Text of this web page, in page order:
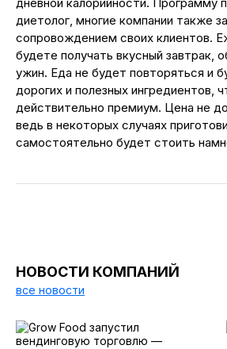
диетолог, многие компании также
сопровождением своих клиентов.
будете получать вкусный завтрак,
ужин. Еда не будет повторяться и
дорогих и полезных ингредиентов,
действительно премиум. Цена не
ведь в некоторых случаях
самостоятельно будет стоить
НОВОСТИ КОМПАНИЙ
все новости